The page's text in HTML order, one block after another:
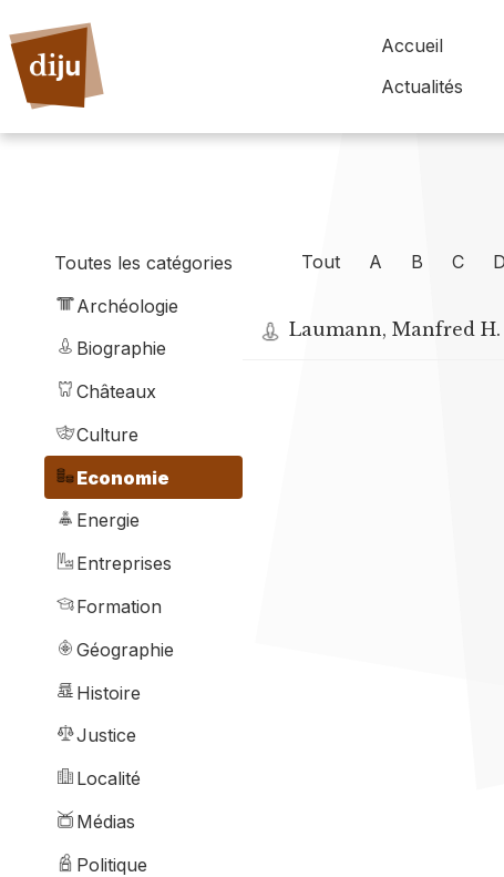
Accueil
Actualités
Toutes les catégories
Archéologie
Biographie
Châteaux
Culture
Economie
Energie
Entreprises
Formation
Géographie
Histoire
Justice
Localité
Médias
Politique
Tout A B C D
Laumann, Manfred H.